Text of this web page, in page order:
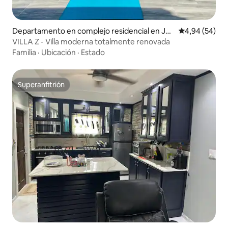
Departamento en complejo residencial en Joll
y Harbour
Calificación
4,94 (54)
VILLA Z - Villa moderna totalmente renovada
Familia · Ubicación · Estado
Superanfitrión
Superanfitrión